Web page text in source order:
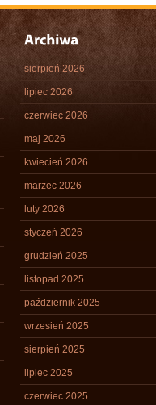
sierpień 2026
lipiec 2026
czerwiec 2026
maj 2026
kwiecień 2026
marzec 2026
luty 2026
styczeń 2026
grudzień 2025
listopad 2025
październik 2025
wrzesień 2025
sierpień 2025
lipiec 2025
czerwiec 2025